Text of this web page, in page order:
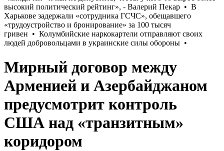
Мирный договор между
Арменией и Азербайджаном
предусмотрит контроль
США над «транзитным»
коридором